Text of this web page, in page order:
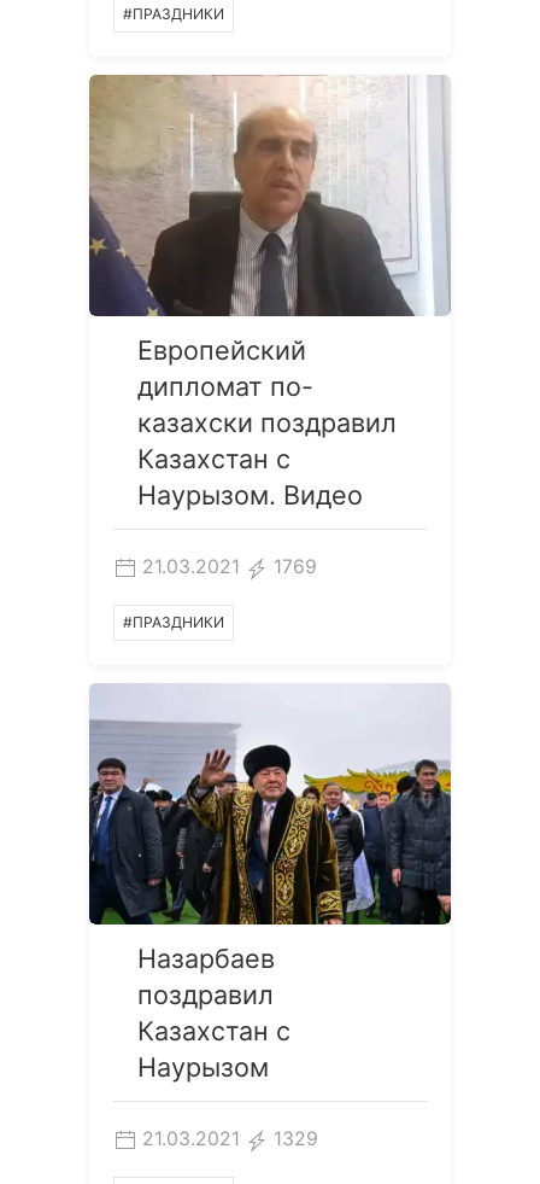
#ПРАЗДНИКИ
Европейский
дипломат по-
казахски поздравил
Казахстан с
Наурызом. Видео
21.03.2021 1769
#ПРАЗДНИКИ
Назарбаев
поздравил
Казахстан с
Наурызом
21.03.2021 1329